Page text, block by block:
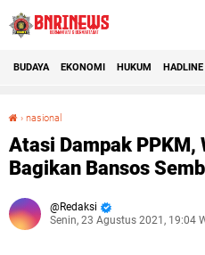
BUDAYA EKONOMI HUKUM HADLINE
› nasional
Atasi Dampak
Bagikan Bansos
Redaksi
Senin, 23 Agustus 2021, 19:04